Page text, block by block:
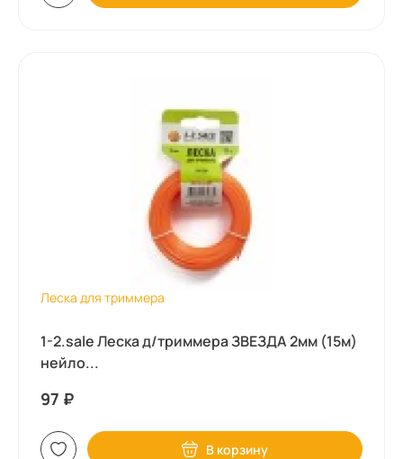
Леска для триммера
1-2.sale Леска д/триммера ЗВЕЗДА 2мм (15м)
нейло...
97 ₽
В корзину